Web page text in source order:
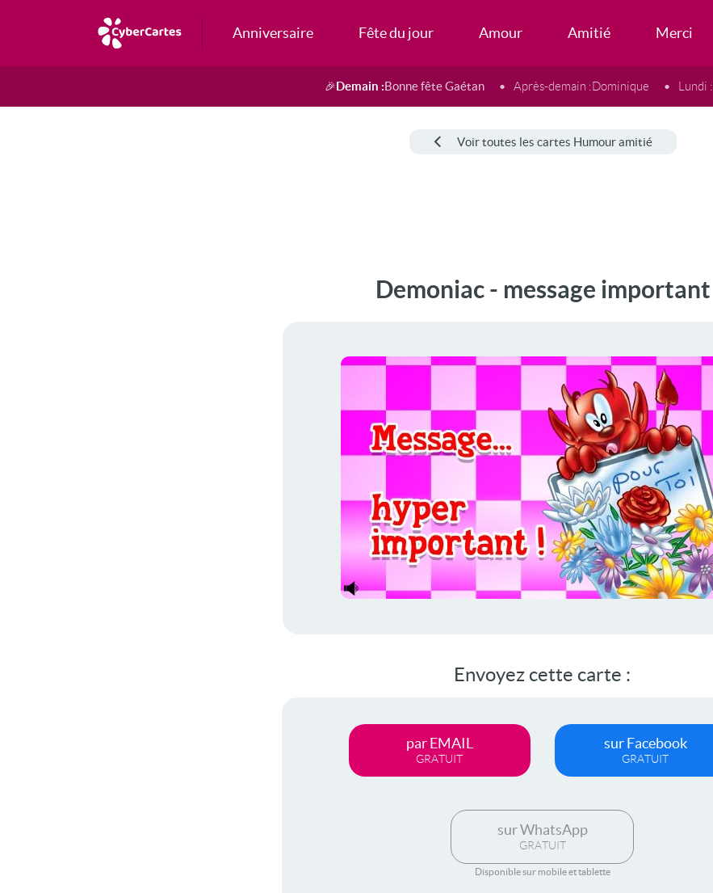
Anniversaire Fête du jour Amour Amitié Merci
🎉Demain :Bonne fête Gaétan Après-demain :Dominique Lundi :
Voir toutes les cartes Humour amitié
Demoniac - message important
Envoyez cette carte :
par EMAIL
GRATUIT
sur Facebook
GRATUIT
sur WhatsApp
GRATUIT
Disponible sur mobile et tablette